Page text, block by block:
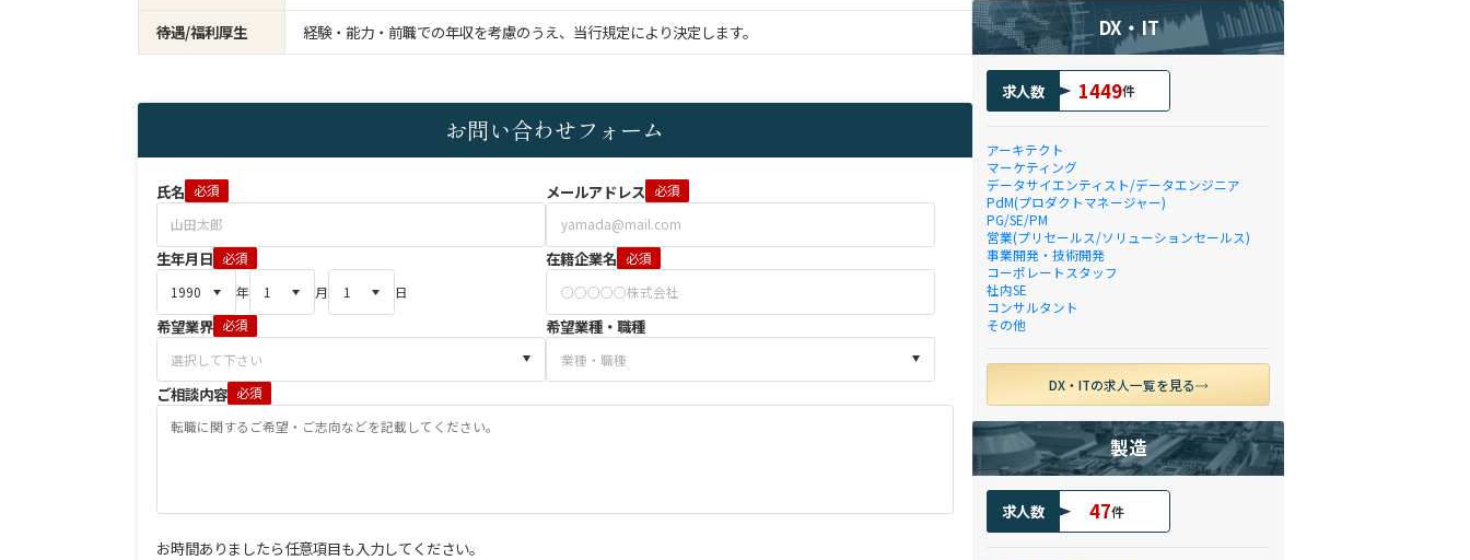
待遇/福利厚生
経験・能力・前職での年収を考慮のうえ、当行規定により決定します。
お問い合わせフォーム
氏名 必須 メールアドレス 必須
生年月日 必須
年
月 日
在籍企業名 必須
希望業界 必須 希望業種・職種
ご相談内容 必須
お時間ありましたら任意項目も入力してください。
DX・IT
求人数 1449件
アーキテクト
マーケティング
データサイエンティスト/データエンジニア
PdM(プロダクトマネージャー)
PG/SE/PM
営業(プリセールス/ソリューションセールス)
事業開発・技術開発
コーポレートスタッフ
社内SE
コンサルタント
その他
DX・ITの求人一覧を見る
製造
求人数 47件